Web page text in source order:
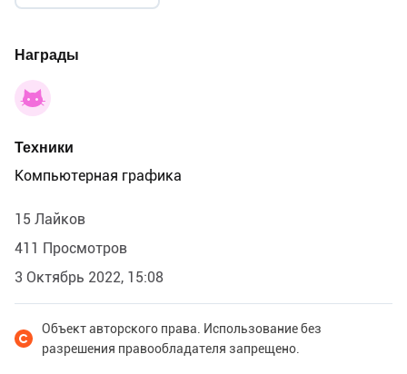
Награды
Техники
Компьютерная графика
15 Лайков
411 Просмотров
3 Октябрь 2022, 15:08
Объект авторского права. Использование без
разрешения правообладателя запрещено.